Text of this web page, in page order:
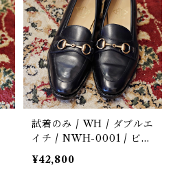
試着のみ / WH / ダブルエ
イチ / NWH-0001 / ビッ
トローファー / 西口モデ
ル / 定価6.9万円 / 革靴 /
¥42,800